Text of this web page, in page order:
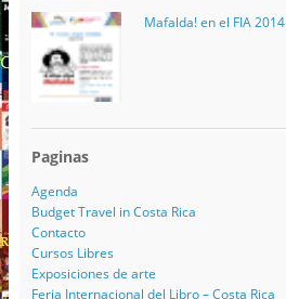
Mafalda! en el FIA 2014
Paginas
Agenda
Budget Travel in Costa Rica
Contacto
Cursos Libres
Exposiciones de arte
Feria Internacional del Libro – Costa Rica